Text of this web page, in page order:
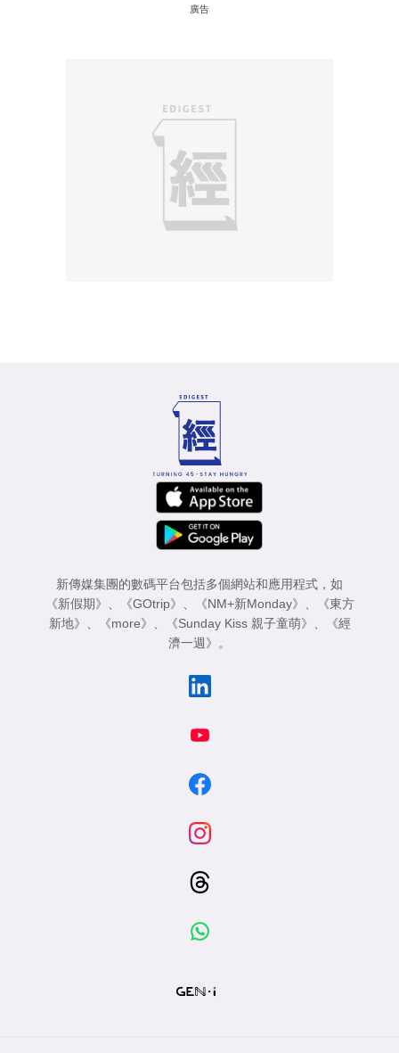
廣告
新傳媒集團的數碼平台包括多個網站和應用程式，如
《新假期》
《GOtrip》 《NM+新Monday》
《東方
新地》
《more》 《Sunday Kiss 親子童萌》
《經
濟一週》
。